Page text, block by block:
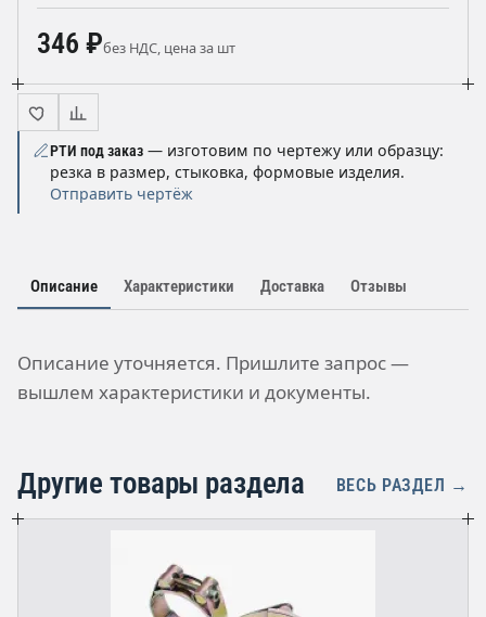
346 ₽без НДС, цена за шт
РТИ под заказ — изготовим по чертежу или образцу:
резка в размер, стыковка, формовые изделия.
Отправить чертёж
Описание Характеристики Доставка Отзывы
Описание уточняется. Пришлите запрос —
вышлем характеристики и документы.
Другие товары раздела ВЕСЬ РАЗДЕЛ →